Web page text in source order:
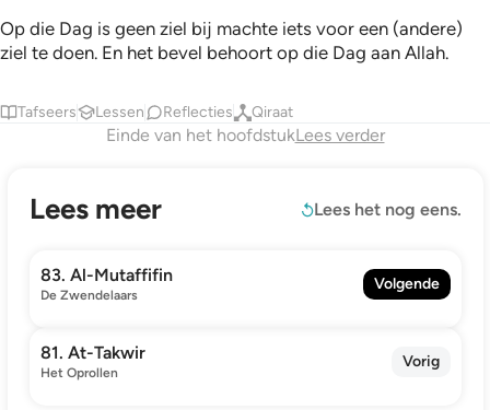
Op die Dag is geen ziel bij machte iets voor een (andere)
ziel te doen. En het bevel behoort op die Dag aan Allah.
Tafseers Lessen Reflecties Qiraat
Einde van het hoofdstukLees verder
Lees meer Lees het nog eens.
83. Al-Mutaffifin
De Zwendelaars
Volgende
81. At-Takwir
Het Oprollen
Vorig